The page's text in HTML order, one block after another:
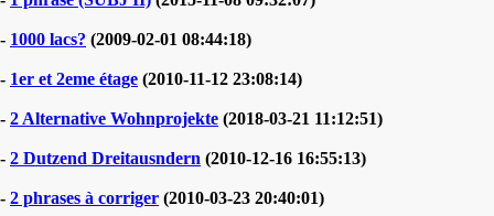
- 1000 lacs? (2009-02-01 08:44:18)
- 1er et 2eme étage (2010-11-12 23:08:14)
- 2 Alternative Wohnprojekte (2018-03-21 11:12:51)
- 2 Dutzend Dreitausndern (2010-12-16 16:55:13)
- 2 phrases à corriger (2010-03-23 20:40:01)